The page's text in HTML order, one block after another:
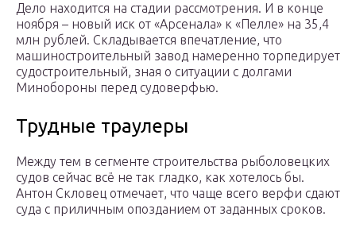
Дело находится на стадии рассмотрения. И в конце
ноября – новый иск от «Арсенала» к «Пелле» на 35,4
млн рублей. Складывается впечатление, что
машиностроительный завод намеренно торпедирует
судостроительный, зная о ситуации с долгами
Минобороны перед судоверфью.
Трудные траулеры
Между тем в сегменте строительства рыболовецких
судов сейчас всё не так гладко, как хотелось бы.
Антон Скловец отмечает, что чаще всего верфи сдают
суда с приличным опозданием от заданных сроков.